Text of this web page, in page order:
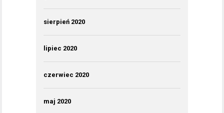
sierpień 2020
lipiec 2020
czerwiec 2020
maj 2020